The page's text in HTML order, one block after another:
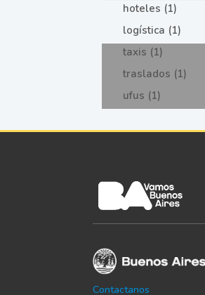
hoteles (1)
logística (1)
taxis (1)
traslados (1)
ufus (1)
Contactanos